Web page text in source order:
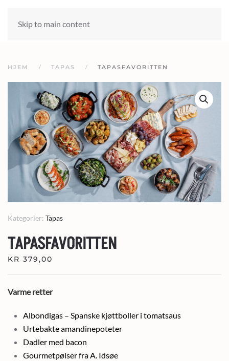
Skip to main content
HJEM TAPAS TAPASFAVORITTEN
Kategorier: Tapas
TAPASFAVORITTEN
KR 379,00
Varme retter
Albondigas – Spanske kjøttboller i tomatsaus
Urtebakte amandinepoteter
Dadler med bacon
Gourmetpølser fra A. Idsøe